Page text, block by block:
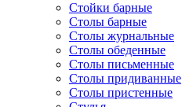
Стойки барные
Столы барные
Столы журнальные
Столы обеденные
Столы письменные
Столы придиванные
Столы пристенные